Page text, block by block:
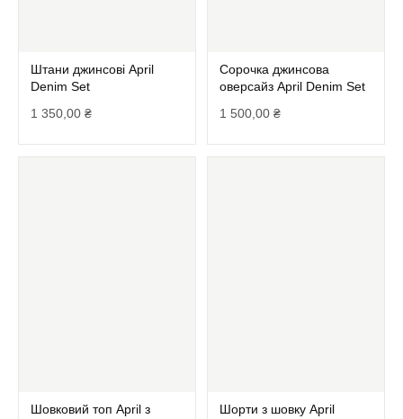
Штани джинсові April
Denim Set
1 350,00 ₴
Сорочка джинсова
оверсайз April Denim Set
1 500,00₴
Шовковий топ April з
Шорти з шовку April